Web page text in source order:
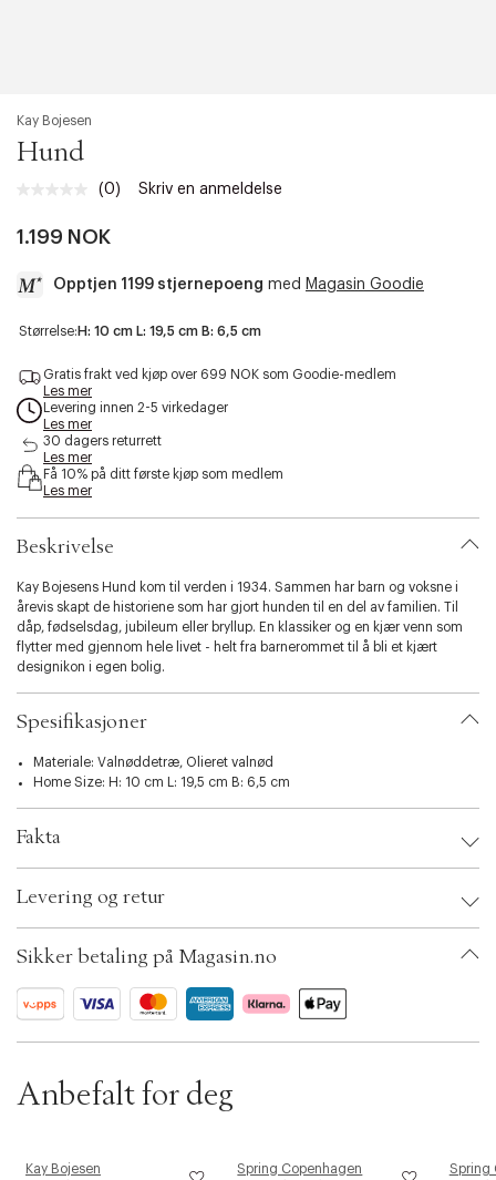
Kay Bojesen
Hund
Ingen
Samme
(0) Skriv en anmeldelse
1.199 NOK
Opptjen 1199 stjernepoeng med Magasin Goodie
a
c
s
b
i
t
.
v
a
r
i
a
t
i
s
e
e
c
i
o
Størrelse: H: 10 cm L: 19,5 cm B: 6,5 cm
Gratis frakt ved kjøp over 699 NOK som Goodie-medlem
Les mer
Levering innen 2-5 virkedager
Les mer
30 dagers returrett
Les mer
Få 10% på ditt første kjøp som medlem
Les mer
Beskrivelse
Kay Bojesens Hund kom til verden i 1934. Sammen har barn og voksne i
årevis skapt de historiene som har gjort hunden til en del av familien. Til
dåp, fødselsdag, jubileum eller bryllup. En klassiker og en kjær venn som
flytter med gjennom hele livet - helt fra barnerommet til å bli et kjært
designikon i egen bolig.
Spesifikasjoner
Materiale: Valnøddetræ, Olieret valnød
Home Size: H: 10 cm L: 19,5 cm B: 6,5 cm
Fakta
EAN: 5709513392019
ID: AAIA32-0008
Levering og retur
Sikker betaling på Magasin.no
Anbefalt for deg
Kay Bojesen Spring Copenhagen Spring